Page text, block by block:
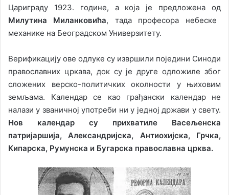
Цариграду 1923. године, а која је предложена од
Милутина Миланковића, тада професора небеске
механике на Београдском Универзитету.
Верификацију ове одлуке су извршили поједини Синоди
православних цркава, док су је друге одложиле због
сложених верско-политичких околности у њиховим
земљама. Календар се као грађански календар не
налази у званичној употреби ни у једној држави у свету.
Нов календар су прихватиле Васељенска
патријаршија, Александријска, Антиохијска, Грчка,
Кипарска, Румунска и Бугарска православна црква.